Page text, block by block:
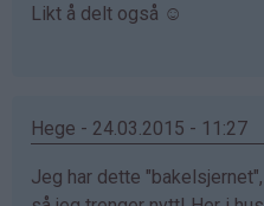
Likt å delt også ☺
Hege - 24.03.2015 - 11:27
Jeg har dette